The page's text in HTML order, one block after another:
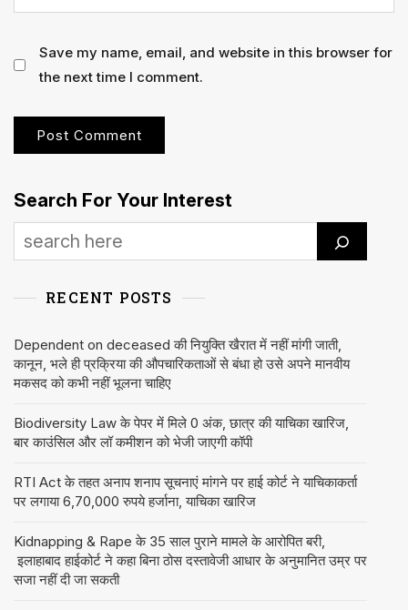
Save my name, email, and website in this browser for
the next time I comment.
Search For Your Interest
RECENT POSTS
Dependent on deceased की नियुक्ति खैरात में नहीं मांगी जाती,
कानून, भले ही प्रक्रिया की औपचारिकताओं से बंधा हो उसे अपने मानवीय
मकसद को कभी नहीं भूलना चाहिए
Biodiversity Law के पेपर में मिले 0 अंक, छात्र की याचिका खारिज,
बार काउंसिल और लॉ कमीशन को भेजी जाएगी कॉपी
RTI Act के तहत अनाप शनाप सूचनाएं मांगने पर हाई कोर्ट ने याचिकाकर्ता
पर लगाया 6,70,000 रुपये हर्जाना, याचिका खारिज
Kidnapping & Rape के 35 साल पुराने मामले के आरोपित बरी,
इलाहाबाद हाईकोर्ट ने कहा बिना ठोस दस्तावेजी आधार के अनुमानित उम्र पर
सजा नहीं दी जा सकती